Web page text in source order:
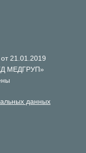
21.01.2019
МЕДГРУП»
данных